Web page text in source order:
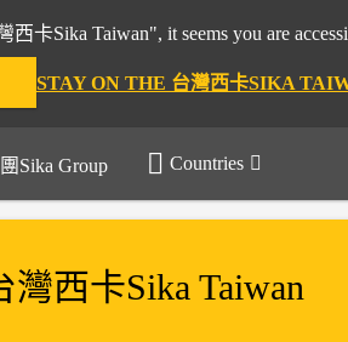
西卡Sika Taiwan", it seems you are
STAY ON THE 台灣西卡SIKA
Sika Group Countries
灣西卡Sika Taiwan